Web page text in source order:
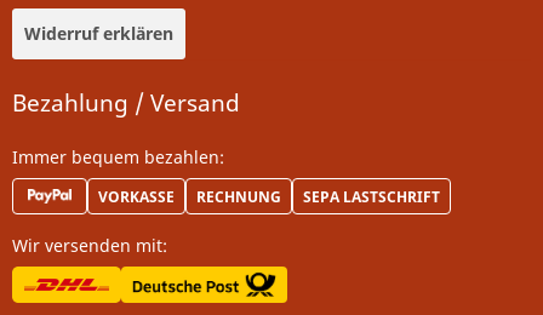
Widerruf erklären
Bezahlung / Versand
Immer bequem bezahlen:
VORKASSE RECHNUNG SEPA LASTSCHRIFT
Wir versenden mit: